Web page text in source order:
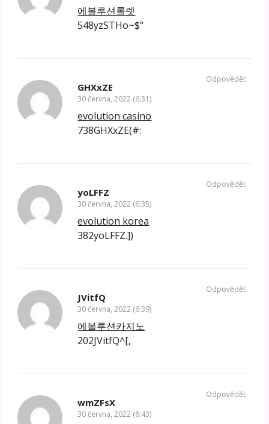
에볼루션롤렛
548yzSTHo~$“
GHXxZE
30 června, 2022 (6:31)
evolution casino
738GHXxZE(#:
Odpovědět
yoLFFZ
30 června, 2022 (6:35)
evolution korea
382yoLFFZ.])
Odpovědět
JVitfQ
30 června, 2022 (6:39)
에볼루션카지노
202JVitfQ^[‚
Odpovědět
wmZFsX
30 června, 2022 (6:43)
Odpovědět